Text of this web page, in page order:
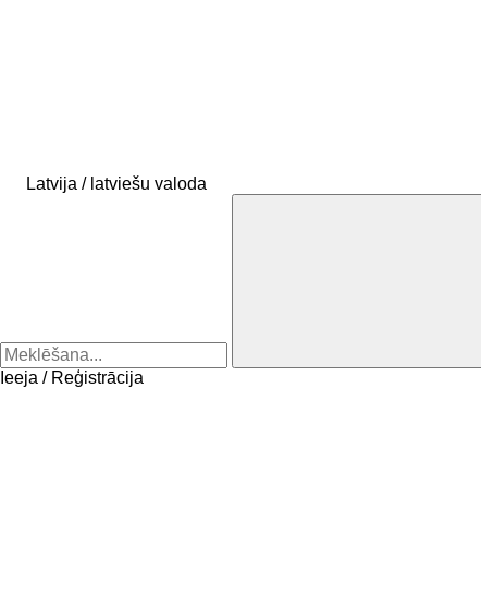
Latvija / latviešu valoda
Ieeja / Reģistrācija